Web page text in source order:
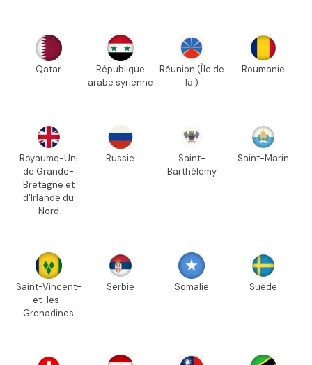
Qatar
République
arabe syrienne
Réunion (Île de
la )
Roumanie
Royaume-Uni
de Grande-
Bretagne et
d'Irlande du
Nord
Russie
Saint-
Barthélemy
Saint-Marin
Saint-Vincent-
et-les-
Grenadines
Serbie Somalie Suède